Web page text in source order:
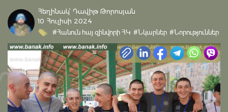
Հեղինակ՝ Դավիթ Թորոսյան
10 Հուլիսի 2024
#Հանուն հայ զինվորի ՀԿ #Նկարներ #Նորություններ